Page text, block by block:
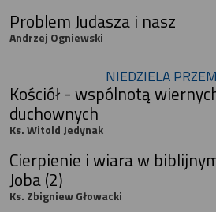
Problem Judasza i nasz
Andrzej Ogniewski
NIEDZIELA
Kościół - wspólnotą
duchownych
Ks. Witold Jedynak
Cierpienie i wiara w
Joba (2)
Ks. Zbigniew Głowacki